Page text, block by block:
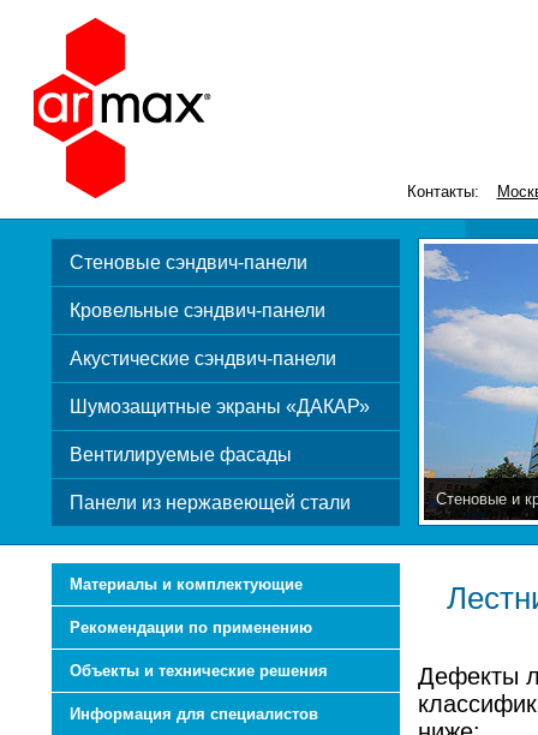
Контакты:
Стеновые сэндвич-панели
Кровельные сэндвич-панели
Акустические сэндвич-панели
Шумозащитные экраны «ДАКАР»
Вентилируемые фасады
Панели из нержавеющей стали Стеновые и
Материалы и комплектующие
Рекомендации по применению
Объекты и технические решения
Информация для специалистов
Дефекты